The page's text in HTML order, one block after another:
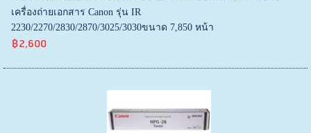
เครื่องถ่ายเอกสาร Canon รุ่น IR
2230/2270/2830/2870/3025/3030ขนาด 7,850 หน้า
฿2,600